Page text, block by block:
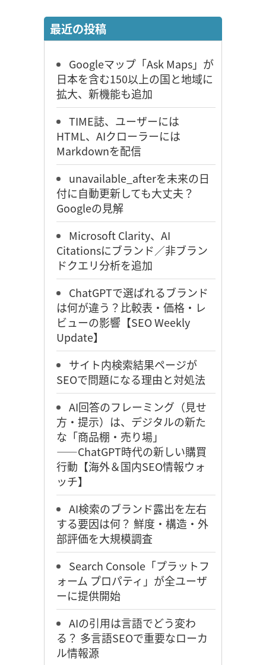
最近の投稿
Googleマップ「Ask Maps」が
日本を含む150以上の国と地域に
拡大、新機能も追加
TIME誌、ユーザーには
HTML、AIクローラーには
Markdownを配信
unavailable_afterを未来の日
付に自動更新しても大丈夫？
Googleの見解
Microsoft Clarity、AI
Citationsにブランド／非ブラン
ドクエリ分析を追加
ChatGPTで選ばれるブランド
は何が違う？比較表・価格・レ
ビューの影響【SEO Weekly
Update】
サイト内検索結果ページが
SEOで問題になる理由と対処法
AI回答のフレーミング（見せ
方・提示）は、デジタルの新た
な「商品棚・売り場」
――ChatGPT時代の新しい購買
行動【海外＆国内SEO情報ウォ
ッチ】
AI検索のブランド露出を左右
する要因は何？ 鮮度・構造・外
部評価を大規模調査
Search Console「プラットフ
ォーム プロパティ」が全ユーザ
ーに提供開始
AIの引用は言語でどう変わ
る？ 多言語SEOで重要なローカ
ル情報源